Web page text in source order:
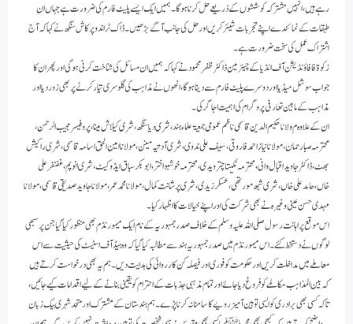
رہے ہیں، انہیں مشترکہ کوششوں کے ذریعے حل کرنا ہوگا۔ ہمیں ایک ایسے پلیٹ فارم کی ضرورت ہے جہاں ان
طبقات کے نمائندے اپنے تجربات شیئر کریں اور حل کی جانب آگے بڑھیں۔ڈاک ٹر اندو پرکاش سنگھ نے کہا کہ آج
اشتراک عمل کی سخت ضرورت ہے ۔
زکوۃ فافاؤنڈیشن آف انڈیا کے چیئرمین ڈاکٹر ظفر محمود نے کہا کہ ہمیں ان مسائل کی شناخت کرنی ہوگی اور پھر ان کا
جواب سوشل میڈیا اور دوسرے پلیٹ فارم سے دینا ہو گا ، انھوں نے مذاہب کی گلوسری تیار کرنے پر بھی زور دیا اور
مذاہب کے مابین تعارفی پروگرام کی اہمیت اجاگر کی ۔
ان کے علاوہ م ولانا حکیم الدین قاسمی ناظم عمومی جمعیۃ علماء ہند ، شری دیا سنگھ ، شری کیلاش مینا،پروفیسر مجیب الرحمن،
محترمہ صبا رحمان، مولانا نیاز احمد فاروقی ،سیف علی ندوی ، شری آدتیہ مینن، مولانا امین الحق اسامہ قاسمی ، شری راکیش
بھٹ، ڈاکٹر جاوید اقبال وانی،محترمہ نکیتا چترویدی،محترمہ خوشبو اختر،ابوبکر سباق ایڈوکیٹ،شری انوپم، غضنفر علی
خاں، حامد علی خاں، شری شبھ مورتھی ،عسکر زیدی، شری پرشانت کمال، مولانا محمد عمر، مولانا جاوید صدیقی قاسمی، مولانا
مہدی حسن عینی وغیرہ نے بھی شرکت کی اور اپنے خیالات کا اظہار کیا ۔
اس موقع پر اہانت رسول صلی اللہ علیہ وسلم کے خلاف صدر جمہوریہ کے نام ایک میمورنڈم بھی منظور کیا گیا جن پر سبھی
لوگوں نے دستخط کئے۔ اس میمورنڈم میں صدر جمہوریہ ہند سے مطالبہ کیا گیا کہ وہ ہیڈ آف اسٹیٹ کی حیثیت سے اس
معاملے میں مداخلت کریں اور حکومت کو فوری اور فیصلہ کن کارروائی کی ہدایت دیں ۔ ہم یہ بھی درخواست کرتے ہیں
کہ بین المذاہب مکالمے کو فروغ دیا جائے اور تمام مذہبی جذبات کے احترام کو یقینی بنانے کے لیے اقدامات کیے جائیں،
تاکہ کسی بھی برادری کو ایسی توہین آمیز رویے کا سامنا نہ کرنا پڑے۔ہم ہندستان کے مشترک اور متحدشہری بیک زبان